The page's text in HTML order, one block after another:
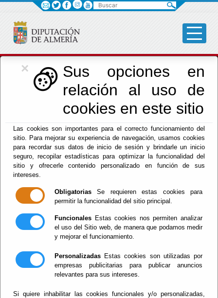
×
Sus opciones en
relación al uso de
cookies en este sitio
Las cookies son importantes para el correcto funcionamiento del
sitio. Para mejorar su experiencia de navegación, usamos cookies
para recordar sus datos de inicio de sesión y brindarle un inicio
seguro, recopilar estadísticas para optimizar la funcionalidad del
sitio y ofrecerle contenido personalizado en función de sus
intereses.
Obligatorias Se requieren estas cookies para
permitir la funcionalidad del sitio principal.
Funcionales Estas cookies nos permiten analizar
el uso del Sitio web, de manera que podamos medir
y mejorar el funcionamiento.
Personalizadas Estas cookies son utilizadas por
empresas publicitarias para publicar anuncios
relevantes para sus intereses.
Si quiere inhabilitar las cookies funcionales y/o personalizadas,
Cultura, Cine e
Identidad Almeriense
Menú Cultura
Inicio -Cultura y Cine - Libro guía 'Patrimonio y
turismo de Almería: Rutas para disfrutar'
Libro guía
'Patrimonio y
turismo de
Almería: Rutas
para disfrutar'
Buscar